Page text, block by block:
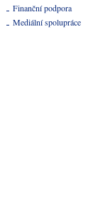
Finanční podpora
Mediální spolupráce